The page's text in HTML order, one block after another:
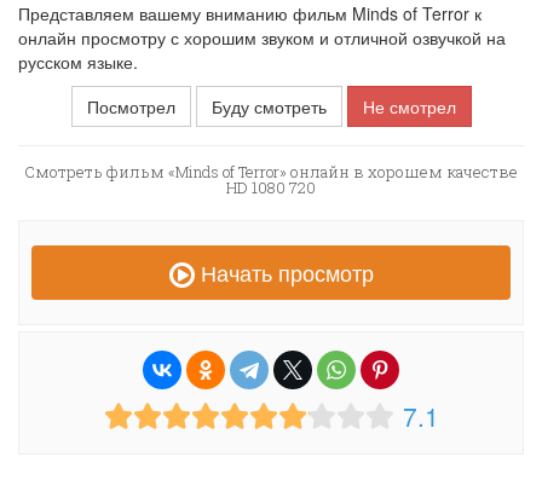
Представляем вашему вниманию фильм Minds of Terror к
онлайн просмотру с хорошим звуком и отличной озвучкой на
русском языке.
Посмотрел
Буду смотреть Не смотрел
Смотреть фильм «Minds of Terror» онлайн в хорошем качестве
HD 1080 720
Начать просмотр
7.1